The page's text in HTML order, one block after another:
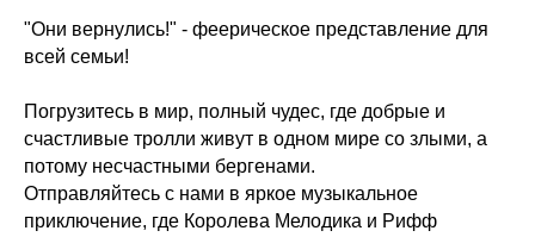
"Они вернулись!" - феерическое представление для
всей семьи!
Погрузитесь в мир, полный чудес, где добрые и
счастливые тролли живут в одном мире со злыми, а
потому несчастными бергенами.
Отправляйтесь с нами в яркое музыкальное
приключение, где Королева Мелодика и Рифф